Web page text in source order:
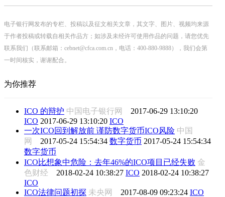
电子银行网发布的专栏、投稿以及征文相关文章，其文字、图片、视频均来源
于作者投稿或转载自相关作品方；如涉及未经许可使用作品的问题，请您优先
联系我们（联系邮箱：cebnet@cfca.com.cn，电话：400-880-9888），我们会第
一时间核实，谢谢配合。
为你推荐
ICO 的辩护 中国电子银行网 2017-06-29 13:10:20
ICO 2017-06-29 13:10:20 ICO
一次ICO回到解放前 谨防数字货币ICO风险 中国
网 2017-05-24 15:54:34 数字货币 2017-05-24 15:54:34
数字货币
ICO比想象中危险：去年46%的ICO项目已经失败 金
色财经 2018-02-24 10:38:27 ICO 2018-02-24 10:38:27
ICO
ICO法律问题初探 未央网 2017-08-09 09:23:24 ICO